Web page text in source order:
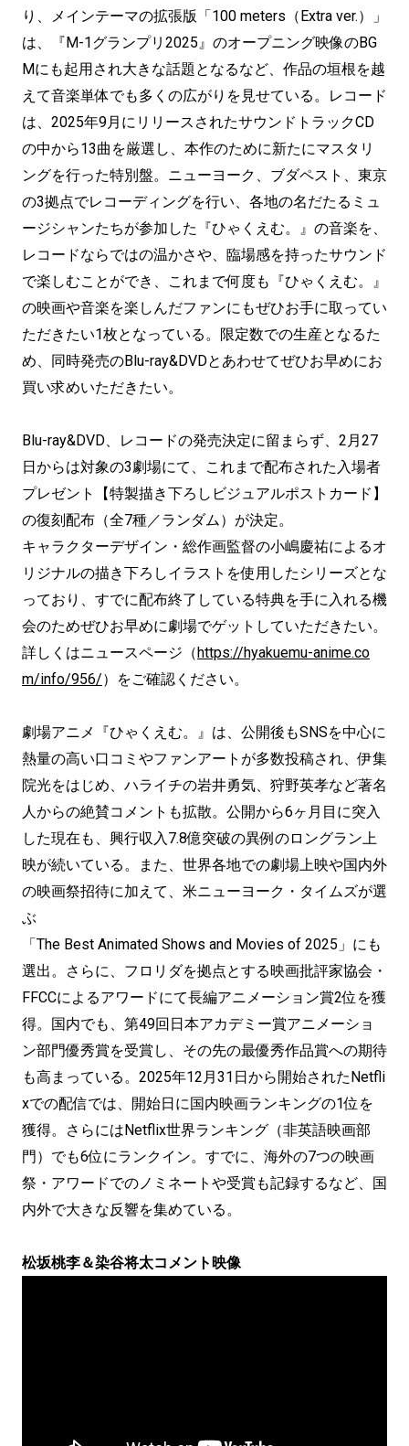
り、メインテーマの拡張版「100 meters（Extra ver.）」
は、『M-1グランプリ2025』のオープニング映像のBG
Mにも起用され大きな話題となるなど、作品の垣根を越
えて音楽単体でも多くの広がりを見せている。レコード
は、2025年9月にリリースされたサウンドトラックCD
の中から13曲を厳選し、本作のために新たにマスタリ
ングを行った特別盤。ニューヨーク、ブダペスト、東京
の3拠点でレコーディングを行い、各地の名だたるミュ
ージシャンたちが参加した『ひゃくえむ。』の音楽を、
レコードならではの温かさや、臨場感を持ったサウンド
で楽しむことができ、これまで何度も『ひゃくえむ。』
の映画や音楽を楽しんだファンにもぜひお手に取ってい
ただきたい1枚となっている。限定数での生産となるた
め、同時発売のBlu-ray&DVDとあわせてぜひお早めにお
買い求めいただきたい。
Blu-ray&DVD、レコードの発売決定に留まらず、2月27
日からは対象の3劇場にて、これまで配布された入場者
プレゼント【特製描き下ろしビジュアルポストカード】
の復刻配布（全7種／ランダム）が決定。
キャラクターデザイン・総作画監督の小嶋慶祐によるオ
リジナルの描き下ろしイラストを使用したシリーズとな
っており、すでに配布終了している特典を手に入れる機
会のためぜひお早めに劇場でゲットしていただきたい。
詳しくはニュースページ（https://hyakuemu-anime.co
m/info/956/）をご確認ください。
劇場アニメ『ひゃくえむ。』は、公開後もSNSを中心に
熱量の高い口コミやファンアートが多数投稿され、伊集
院光をはじめ、ハライチの岩井勇気、狩野英孝など著名
人からの絶賛コメントも拡散。公開から6ヶ月目に突入
した現在も、興行収入7.8億突破の異例のロングラン上
映が続いている。また、世界各地での劇場上映や国内外
の映画祭招待に加えて、米ニューヨーク・タイムズが選
ぶ
「The Best Animated Shows and Movies of 2025」にも
選出。さらに、フロリダを拠点とする映画批評家協会・
FFCCによるアワードにて長編アニメーション賞2位を獲
得。国内でも、第49回日本アカデミー賞アニメーショ
ン部門優秀賞を受賞し、その先の最優秀作品賞への期待
も高まっている。2025年12月31日から開始されたNetfli
xでの配信では、開始日に国内映画ランキングの1位を
獲得。さらにはNetflix世界ランキング（非英語映画部
門）でも6位にランクイン。すでに、海外の7つの映画
祭・アワードでのノミネートや受賞も記録するなど、国
内外で大きな反響を集めている。
松坂桃李＆染谷将太コメント映像